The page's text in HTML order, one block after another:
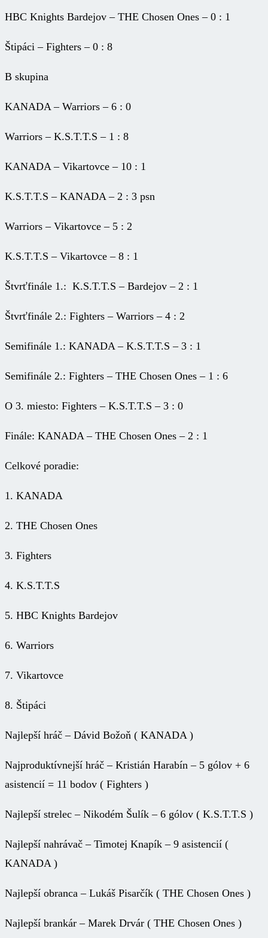
HBC Knights Bardejov – THE Chosen Ones – 0 : 1
Štipáci – Fighters – 0 : 8
B skupina
KANADA – Warriors – 6 : 0
Warriors – K.S.T.T.S – 1 : 8
KANADA – Vikartovce – 10 : 1
K.S.T.T.S – KANADA – 2 : 3 psn
Warriors – Vikartovce – 5 : 2
K.S.T.T.S – Vikartovce – 8 : 1
Štvrťfinále 1.: K.S.T.T.S – Bardejov – 2 : 1
Štvrťfinále 2.: Fighters – Warriors – 4 : 2
Semifinále 1.: KANADA – K.S.T.T.S – 3 : 1
Semifinále 2.: Fighters – THE Chosen Ones – 1 : 6
O 3. miesto: Fighters – K.S.T.T.S – 3 : 0
Finále: KANADA – THE Chosen Ones – 2 : 1
Celkové poradie:
1. KANADA
2. THE Chosen Ones
3. Fighters
4. K.S.T.T.S
5. HBC Knights Bardejov
6. Warriors
7. Vikartovce
8. Štipáci
Najlepší hráč – Dávid Božoň ( KANADA )
Najproduktívnejší hráč – Kristián Harabín – 5 gólov + 6
asistencií = 11 bodov ( Fighters )
Najlepší strelec – Nikodém Šulík – 6 gólov ( K.S.T.T.S )
Najlepší nahrávač – Timotej Knapík – 9 asistencií (
KANADA )
Najlepší obranca – Lukáš Pisarčík ( THE Chosen Ones )
Najlepší brankár – Marek Drvár ( THE Chosen Ones )